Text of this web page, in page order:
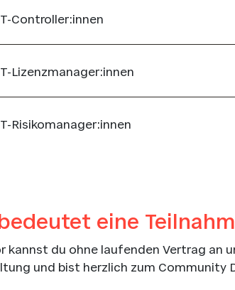
IT-Controller:innen
IT-Lizenzmanager:innen
IT-Risikomanager:innen
eine
kannst du ohne laufenden Vertrag an
und bist herzlich zum Community